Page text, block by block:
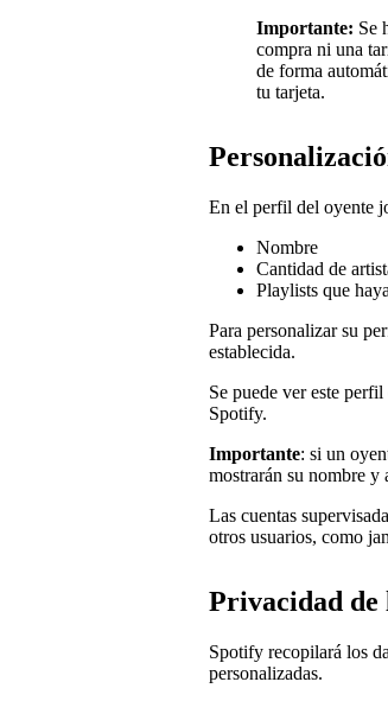
Importante: Se
compra ni una
de forma
tu tarjeta.
En el perfil del oyente
Nombre
Cantidad de
Playlists que
Para personalizar su
establecida.
Se puede ver este
Spotify.
Importante: si un
mostrarán su nombre y
Las cuentas
otros usuarios, como
Privacidad de
Spotify recopilará los
personalizadas.